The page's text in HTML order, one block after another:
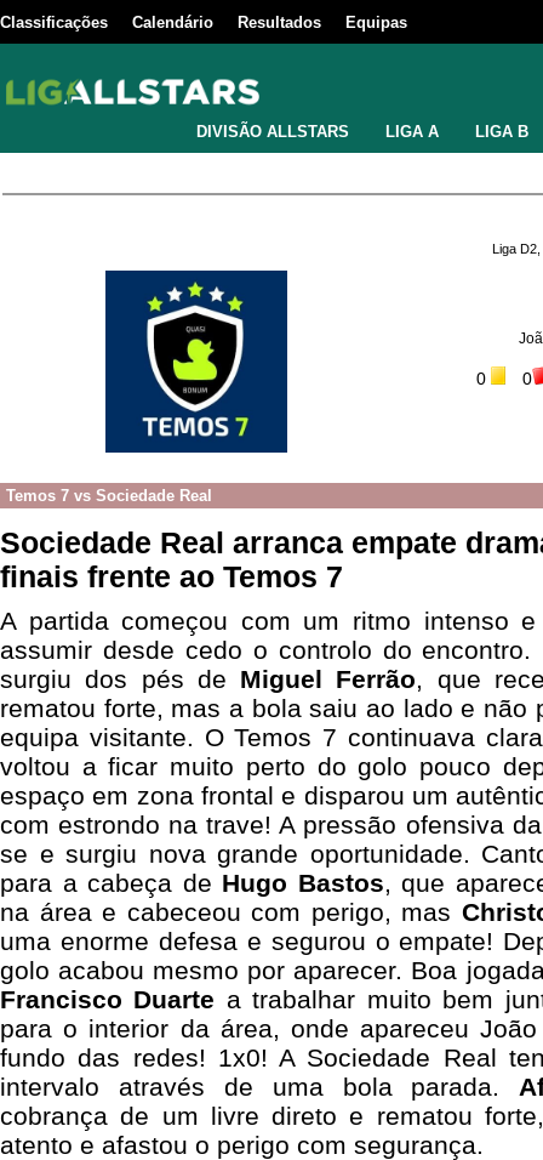
Classificações Calendário Resultados Equipas
DIVISÃO ALLSTARS LIGA A LIGA B
Liga
0 0
Temos 7 vs Sociedade Real
Sociedade Real arranca empate
finais frente ao Temos 7
A partida começou com um ritmo intenso
assumir desde cedo o controlo do
surgiu dos pés de Miguel Ferrão, que
rematou forte, mas a bola saiu ao lado e não
equipa visitante. O Temos 7 continuava
voltou a ficar muito perto do golo pouco
espaço em zona frontal e disparou um
com estrondo na trave! A pressão ofensiva
se e surgiu nova grande oportunidade.
para a cabeça de Hugo Bastos, que
na área e cabeceou com perigo, mas
uma enorme defesa e segurou o empate!
golo acabou mesmo por aparecer. Boa
Francisco Duarte a trabalhar muito bem
para o interior da área, onde apareceu
fundo das redes! 1x0! A Sociedade Real
intervalo através de uma bola parada.
cobrança de um livre direto e rematou
atento e afastou o perigo com segurança.